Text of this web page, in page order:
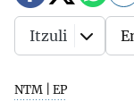
NTM | EP
Itzuli